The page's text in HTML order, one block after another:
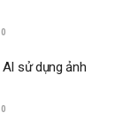
0
sử dụng ảnh
0